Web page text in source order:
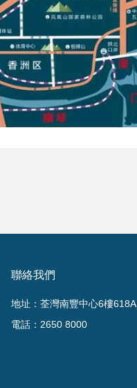
聯絡我們
地址：荃灣南豐中心6樓618A
電話：2650 8000